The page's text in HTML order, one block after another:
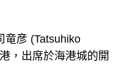
竜彦 (Tatsuhiko
，出席於海港城的開